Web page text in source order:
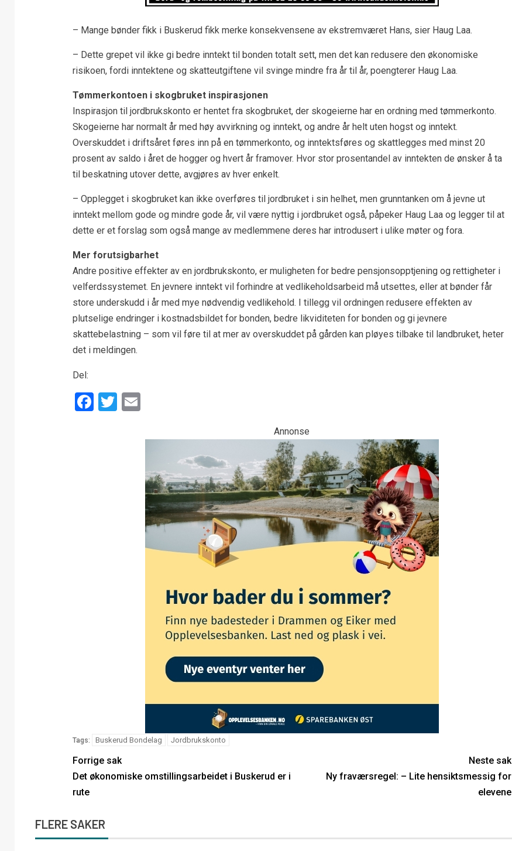
– Mange bønder fikk i Buskerud fikk merke konsekvensene av ekstremværet Hans, sier Haug Laa.
– Dette grepet vil ikke gi bedre inntekt til bonden totalt sett, men det kan redusere den økonomiske
risikoen, fordi inntektene og skatteutgiftene vil svinge mindre fra år til år, poengterer Haug Laa.
Tømmerkontoen i skogbruket inspirasjonen
Inspirasjon til jordbrukskonto er hentet fra skogbruket, der skogeierne har en ordning med tømmerkonto.
Skogeierne har normalt år med høy avvirkning og inntekt, og andre år helt uten hogst og inntekt.
Overskuddet i driftsåret føres inn på en tømmerkonto, og inntektsføres og skattlegges med minst 20
prosent av saldo i året de hogger og hvert år framover. Hvor stor prosentandel av inntekten de ønsker å ta
til beskatning utover dette, avgjøres av hver enkelt.
– Opplegget i skogbruket kan ikke overføres til jordbruket i sin helhet, men grunntanken om å jevne ut
inntekt mellom gode og mindre gode år, vil være nyttig i jordbruket også, påpeker Haug Laa og legger til at
dette er et forslag som også mange av medlemmene deres har introdusert i ulike møter og fora.
Mer forutsigbarhet
Andre positive effekter av en jordbrukskonto, er muligheten for bedre pensjonsopptjening og rettigheter i
velferdssystemet. En jevnere inntekt vil forhindre at vedlikeholdsarbeid må utsettes, eller at bønder får
store underskudd i år med mye nødvendig vedlikehold. I tillegg vil ordningen redusere effekten av
plutselige endringer i kostnadsbildet for bonden, bedre likviditeten for bonden og gi jevnere
skattebelastning – som vil føre til at mer av overskuddet på gården kan pløyes tilbake til landbruket, heter
det i meldingen.
Del:
Facebook
Twitter
Email
Annonse
Tags: Buskerud Bondelag Jordbrukskonto
Forrige sak
Det økonomiske omstillingsarbeidet i Buskerud er i
rute
Neste sak
Ny fraværsregel: – Lite hensiktsmessig for
elevene
FLERE SAKER